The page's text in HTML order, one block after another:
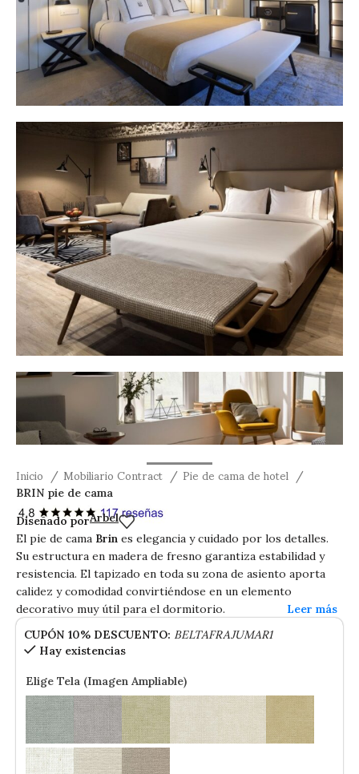
Ver tamaño grande
Inicio Mobiliario Contract Pie de cama de hotel
BRIN pie de cama
BRIN pie de cama
Diseñado porArbel
El pie de cama Brines elegancia y cuidado por los detalles.
Su estructura en madera de fresno garantiza estabilidad y
resistencia. El tapizado en toda su zona de asiento aporta
calidez y comodidad convirtiéndose en un elemento
decorativo muy útil para el dormitorio.
CUPÓN 10% DESCUENTO: BELTAFRAJUMAR1
Hay existencias
Elige Tela (Imagen Ampliable)